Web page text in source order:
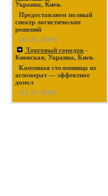
Украина, Киев.
Предоставляем полный
спектр логистических
решений
(11-21-2019)
Торговый городок -
Киевская, Украина, Киев.
Каменная столешница из
агломерат — эффектное
допол
(11-21-2019)